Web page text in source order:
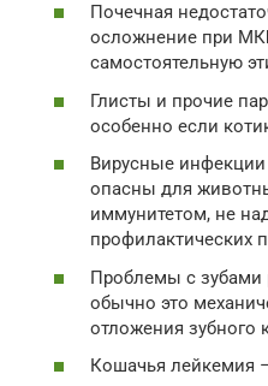
Почечная
осложнение при
самостоятельную
Глисты и прочие
особенно если
Вирусные инфекции
опасны для
иммунитетом, не
профилактических
Проблемы с зубами
обычно это
отложения зубного
Кошачья лейкемия